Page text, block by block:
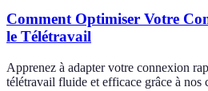
Comment Optimiser Votre
le Télétravail
Apprenez à adapter votre connexion
télétravail fluide et efficace grâce à nos